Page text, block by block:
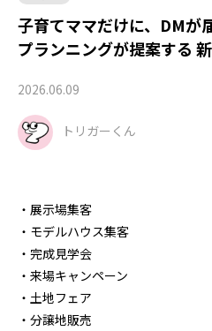
子育てママだけに、DMが
プランニングが提案する
2026.06.09
トリガーくん
・展示場集客
・モデルハウス集客
・完成見学会
・来場キャンペーン
・土地フェア
・分譲地販売